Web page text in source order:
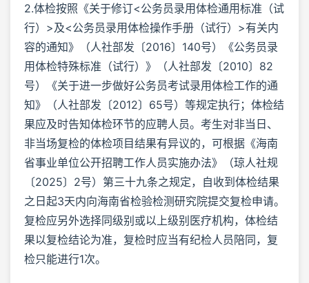
2.体检按照《关于修订<公务员录用体检通用标准（试
行）>及<公务员录用体检操作手册（试行）>有关内
容的通知》（人社部发〔2016〕140号）《公务员录
用体检特殊标准（试行）》（人社部发〔2010〕82
号）《关于进一步做好公务员考试录用体检工作的通
知》（人社部发〔2012〕65号）等规定执行；体检结
果应及时告知体检环节的应聘人员。考生对非当日、
非当场复检的体检项目结果有异议的，可根据《海南
省事业单位公开招聘工作人员实施办法》（琼人社规
〔2025〕2号）第三十九条之规定，自收到体检结果
之日起3天内向海南省检验检测研究院提交复检申请。
复检应另外选择同级别或以上级别医疗机构，体检结
果以复检结论为准，复检时应当有纪检人员陪同，复
检只能进行1次。